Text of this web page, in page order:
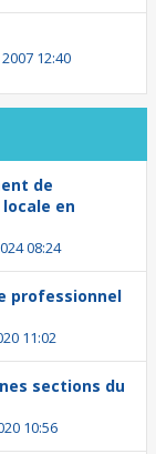
12:40
de
en
08:24
professionnel
11:02
sections du
10:56